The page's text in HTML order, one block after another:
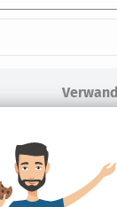
CO2-
Erklärung